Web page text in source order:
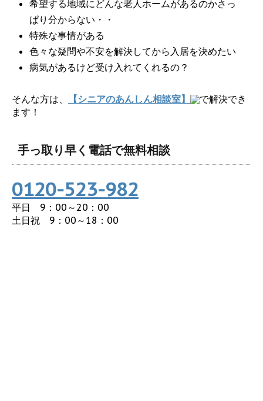
希望する地域にどんな老人ホームがあるのかさっ
ぱり分からない・・
特殊な事情がある
色々な疑問や不安を解決してから入居を決めたい
病気があるけど受け入れてくれるの？
そんな方は、 【シニアのあんしん相談室】
で解決でき
ます！
手っ取り早く電話で無料相談
0120-523-982
平日 9：00～20：00
土日祝 9：00～18：00